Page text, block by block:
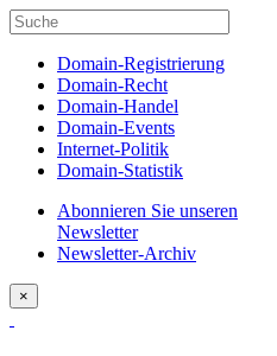
Domain-Registrierung
Domain-Recht
Domain-Handel
Domain-Events
Internet-Politik
Domain-Statistik
Abonnieren Sie unseren
Newsletter
Newsletter-Archiv
×